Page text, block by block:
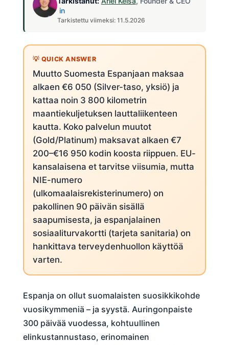
in
Tarkistettu viimeksi: 11.5.2026
Muutto Suomesta Espanjaan maksaa
alkaen €6 050 (Silver-taso, yksiö) ja
kattaa noin 3 800 kilometrin
maantiekuljetuksen lauttaliikenteen
kautta. Koko palvelun muutot
(Gold/Platinum) maksavat alkaen €7
200–€16 950 kodin koosta riippuen. EU-
kansalaisena et tarvitse viisumia, mutta
NIE-numero
(ulkomaalaisrekisterinumero) on
pakollinen 90 päivän sisällä
saapumisesta, ja espanjalainen
sosiaaliturvakortti (tarjeta sanitaria) on
hankittava terveydenhuollon käyttöä
varten.
Espanja on ollut suomalaisten suosikkikohde
vuosikymmeniä – ja syystä. Auringonpaiste
300 päivää vuodessa, kohtuullinen
elinkustannustaso, erinomainen